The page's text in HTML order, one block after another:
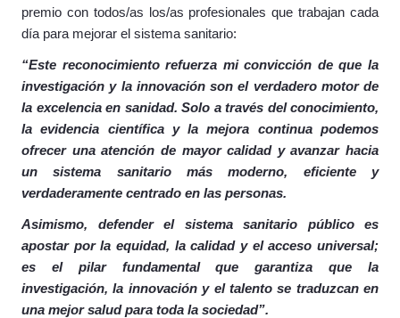
premio con todos/as los/as profesionales que trabajan cada
día para mejorar el sistema sanitario:
“Este reconocimiento refuerza mi convicción de que la
investigación y la innovación son el verdadero motor de
la excelencia en sanidad. Solo a través del conocimiento,
la evidencia científica y la mejora continua podemos
ofrecer una atención de mayor calidad y avanzar hacia
un sistema sanitario más moderno, eficiente y
verdaderamente centrado en las personas.
Asimismo, defender el sistema sanitario público es
apostar por la equidad, la calidad y el acceso universal;
es el pilar fundamental que garantiza que la
investigación, la innovación y el talento se traduzcan en
una mejor salud para toda la sociedad”.